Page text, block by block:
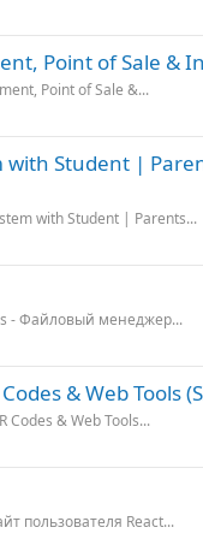
Point of Sale &
Point of Sale &...
with Student |
with Student | Parents...
- Файловый менеджер...
& Web Tools
Codes & Web Tools...
пользователя React...